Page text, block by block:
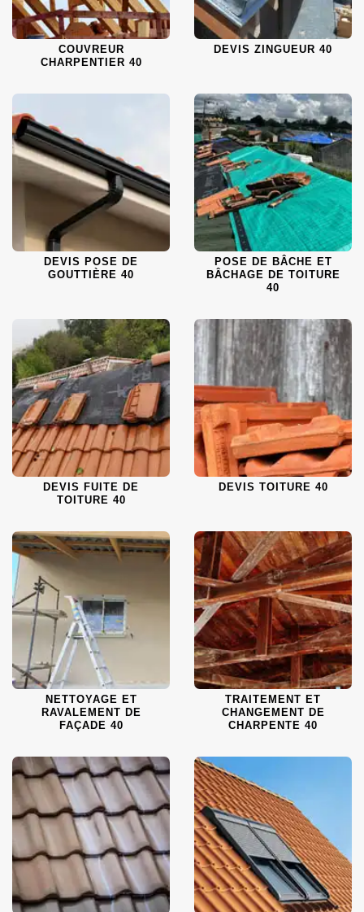
COUVREUR
CHARPENTIER 40
DEVIS ZINGUEUR 40
DEVIS POSE DE
GOUTTIÈRE 40
POSE DE BÂCHE ET
BÂCHAGE DE TOITURE
40
DEVIS FUITE DE
TOITURE 40
DEVIS TOITURE 40
NETTOYAGE ET
RAVALEMENT DE
FAÇADE 40
TRAITEMENT ET
CHANGEMENT DE
CHARPENTE 40